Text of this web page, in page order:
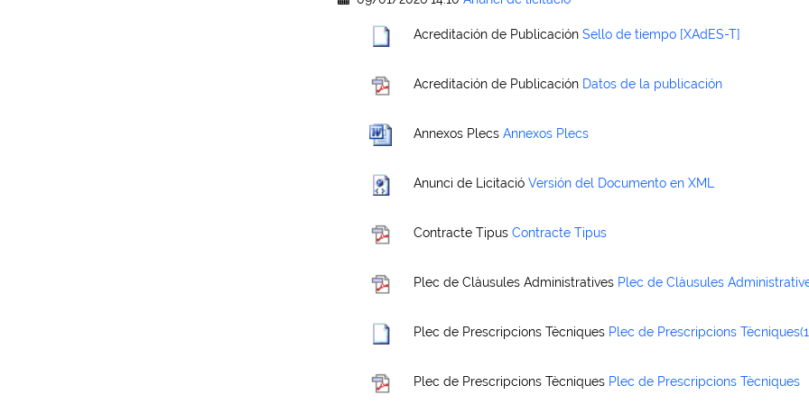
Acreditación de Publicación Sello de tiempo [XAdES-T]
Acreditación de Publicación Datos de la publicación
Annexos Plecs Annexos Plecs
Anunci de Licitació Versión del Documento en XML
Contracte Tipus Contracte Tipus
Plec de Clàusules Administratives Plec de Clàusules
Plec de Prescripcions Tècniques Plec de Prescripcions
Plec de Prescripcions Tècniques Plec de Prescripcions Tècniques